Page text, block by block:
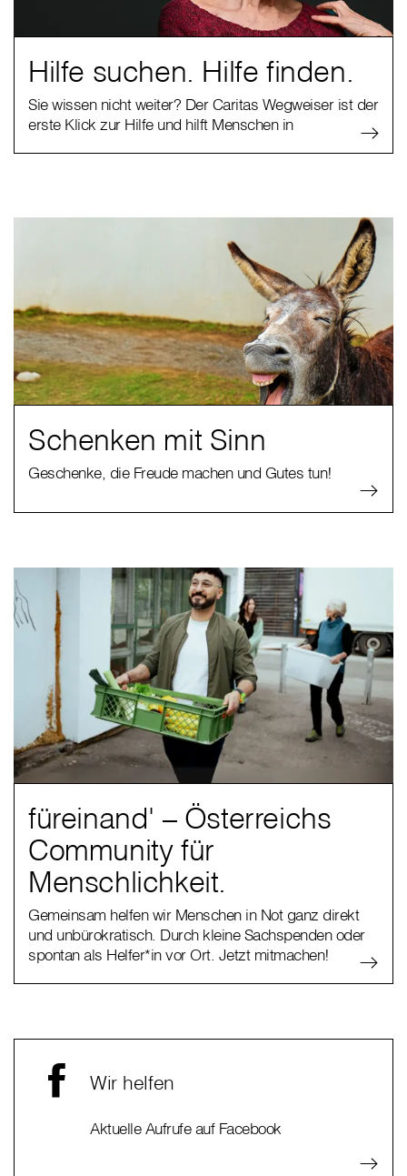
Hilfe suchen. Hilfe finden.
Sie wissen nicht weiter? Der Caritas Wegweiser ist der
erste Klick zur Hilfe und hilft Menschen in
Schenken mit Sinn
Geschenke, die Freude machen und Gutes tun!
füreinand' – Österreichs
Community für
Menschlichkeit.
Gemeinsam helfen wir Menschen in Not ganz direkt
und unbürokratisch. Durch kleine Sachspenden oder
spontan als Helfer*in vor Ort. Jetzt mitmachen!
Wir helfen
Aktuelle Aufrufe auf Facebook